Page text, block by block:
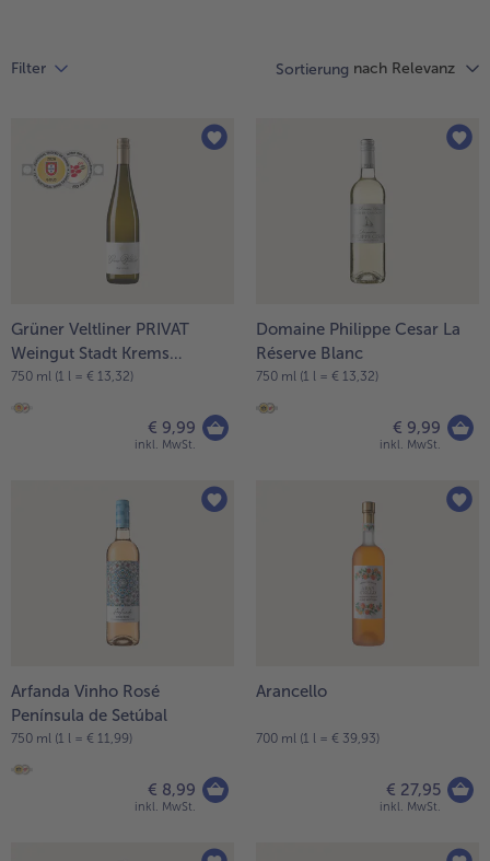
alle Süße Vielfalt
Confiserie & Feinkost
alle Confiserie & Feinkost
Wein & Spirituosen
alle Wein & Spirituosen
alle Küchenhelfer
Filter Sortierung nach Relevanz
Grüner Veltliner PRIVAT
Weingut Stadt Krems
Niederösterreich
750 ml (1 l = € 13,32)
€ 9,99
inkl. MwSt.
Domaine Philippe Cesar La
Réserve Blanc
750 ml (1 l = € 13,32)
€ 9,99
inkl. MwSt.
Arfanda Vinho Rosé
Península de Setúbal
750 ml (1 l = € 11,99)
€ 8,99
inkl. MwSt.
Arancello
700 ml (1 l = € 39,93)
€ 27,95
inkl. MwSt.